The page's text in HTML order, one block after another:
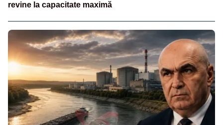
revine la capacitate maximă